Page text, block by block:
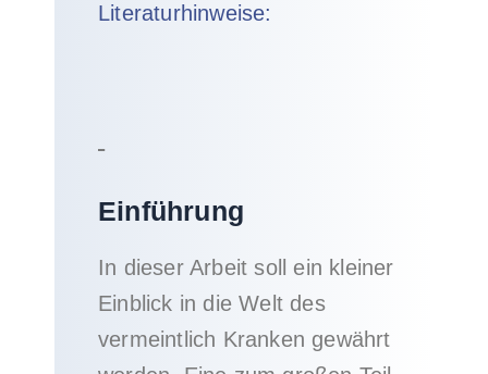
Literaturhinweise:
Einführung
In dieser Arbeit soll ein kleiner
Einblick in die Welt des
vermeintlich Kranken gewährt